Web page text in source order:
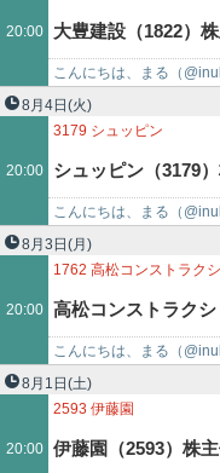
20:00 大豊建設（1822）
に応じた額のクオ
こんにちは、まる（
紹介です♪ 大豊建設株式
8月4日 (火)
20:00
3179 シュッピン
シュッピン（3179
できる優待券（3月
こんにちは、まる（
紹介です♪ シュッピン株
8月3日 (月)
20:00
1762 高松コンストラク
高松コンストラク
南魚沼産コシヒカ
優待）
こんにちは、まる（
紹介です♪ 株式会社高松
8月1日 (土)
20:00
2593 伊藤園
伊藤園（2593）株